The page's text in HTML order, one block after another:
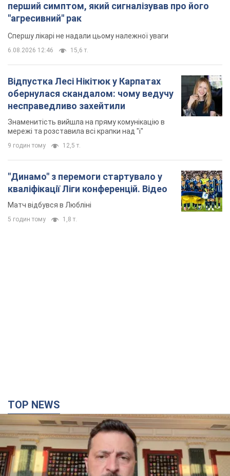
перший симптом, який сигналізував про його
"агресивний" рак
Спершу лікарі не надали цьому належної уваги
6.08.2026 12:46 15,6 т.
Відпустка Лесі Нікітюк у Карпатах
обернулася скандалом: чому ведучу
несправедливо захейтили
Знаменитість вийшла на пряму комунікацію в
мережі та розставила всі крапки над "і"
9 годин тому 12,5 т.
"Динамо" з перемоги стартувало у
кваліфікації Ліги конференцій. Відео
Матч відбувся в Любліні
5 годин тому 1,8 т.
TOP NEWS